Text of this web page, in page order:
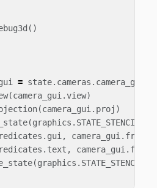
()
= state. cameras . camera_gui
(camera_gui .view)
(camera_gui . proj )
(graphics .
. gui , camera_gui .
. text , camera_gui .
(graphics .